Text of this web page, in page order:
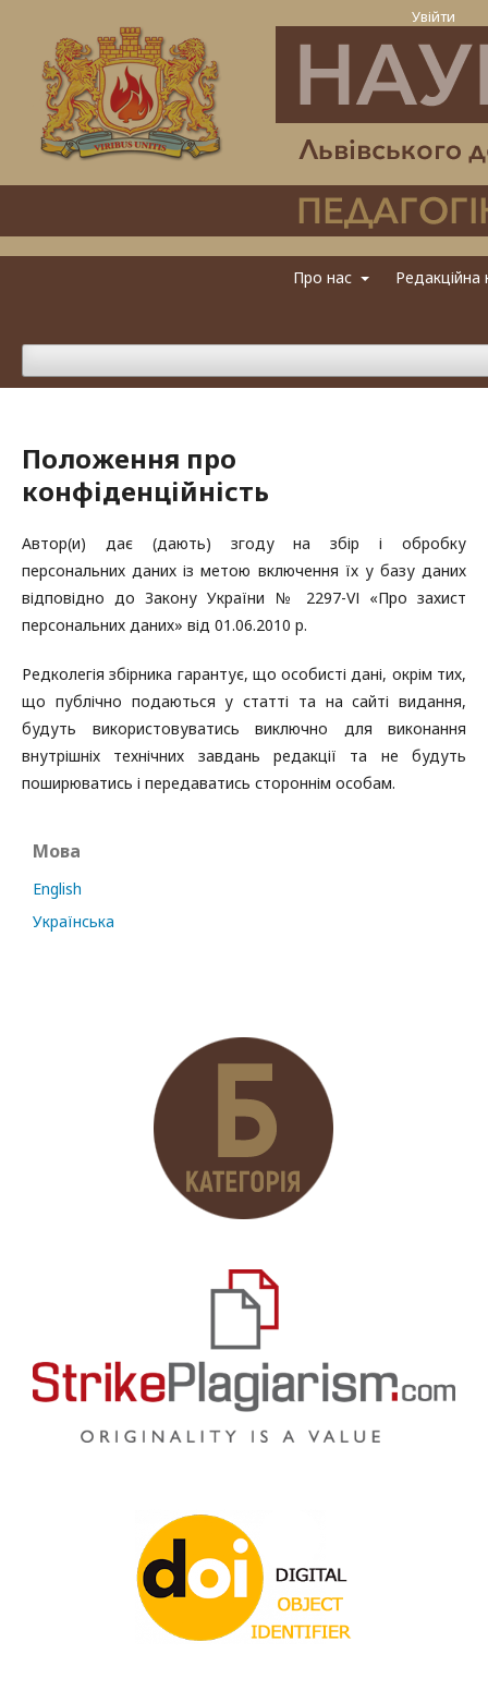
Про нас Редакційна
Увійти
Положення про
конфіденційність
Автор(и) дає (дають) згоду на збір і обробку
персональних даних із метою включення їх у базу даних
відповідно до Закону України № 2297-VІ «Про захист
персональних даних» від 01.06.2010 р.
Редколегія збірника гарантує, що особисті дані, окрім тих,
що публічно подаються у статті та на сайті видання,
будуть використовуватись виключно для виконання
внутрішніх технічних завдань редакції та не будуть
поширюватись і передаватись стороннім особам.
Мова
English
Українська